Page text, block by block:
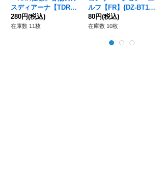
スディアーナ【TDR】
{DZ-SS08/009R}《ス
トイケイア》
280円(税込)
在庫数 11枚
ルフ【FR】{DZ-BT12/
FR42}《ストイケイ
ア》
80円(税込)
在庫数 10枚